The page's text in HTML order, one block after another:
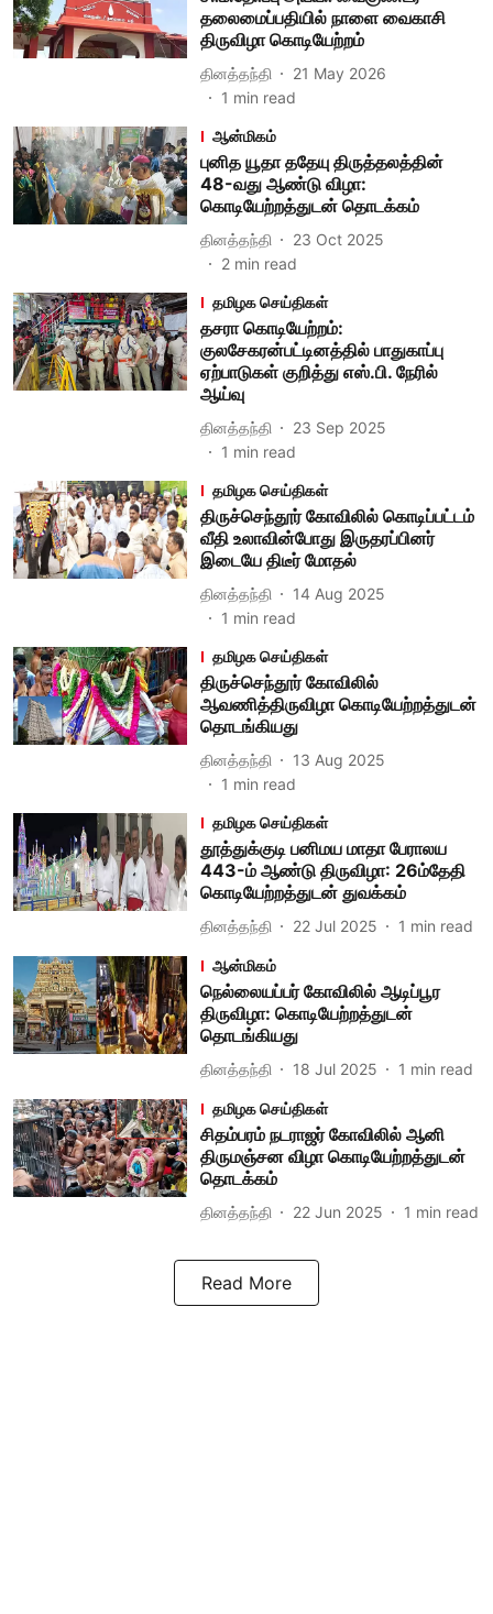
தலைமைப்பதியில் நாளை வைகாசி
திருவிழா கொடியேற்றம்
தினத்தந்தி
21 May 2026
1 min read
ஆன்மிகம்
புனித யூதா ததேயு திருத்தலத்தின்
48-வது ஆண்டு விழா:
கொடியேற்றத்துடன் தொடக்கம்
தினத்தந்தி
23 Oct 2025
2 min read
தமிழக செய்திகள்
தசரா கொடியேற்றம்:
குலசேகரன்பட்டினத்தில் பாதுகாப்பு
ஏற்பாடுகள் குறித்து எஸ்.பி. நேரில்
ஆய்வு
தினத்தந்தி
23 Sep 2025
1 min read
தமிழக செய்திகள்
திருச்செந்தூர் கோவிலில் கொடிப்பட்டம்
வீதி உலாவின்போது இருதரப்பினர்
இடையே திடீர் மோதல்
தினத்தந்தி
14 Aug 2025
1 min read
தமிழக செய்திகள்
திருச்செந்தூர் கோவிலில்
ஆவணித்திருவிழா கொடியேற்றத்துடன்
தொடங்கியது
தினத்தந்தி
13 Aug 2025
1 min read
தமிழக செய்திகள்
தூத்துக்குடி பனிமய மாதா பேராலய
443-ம் ஆண்டு திருவிழா: 26ம்தேதி
கொடியேற்றத்துடன் துவக்கம்
தினத்தந்தி 22 Jul 2025 1 min read
ஆன்மிகம்
நெல்லையப்பர் கோவிலில் ஆடிப்பூர
திருவிழா: கொடியேற்றத்துடன்
தொடங்கியது
தினத்தந்தி 18 Jul 2025 1 min read
தமிழக செய்திகள்
சிதம்பரம் நடராஜர் கோவிலில் ஆனி
திருமஞ்சன விழா கொடியேற்றத்துடன்
தொடக்கம்
தினத்தந்தி 22 Jun 2025 1 min read
Read More